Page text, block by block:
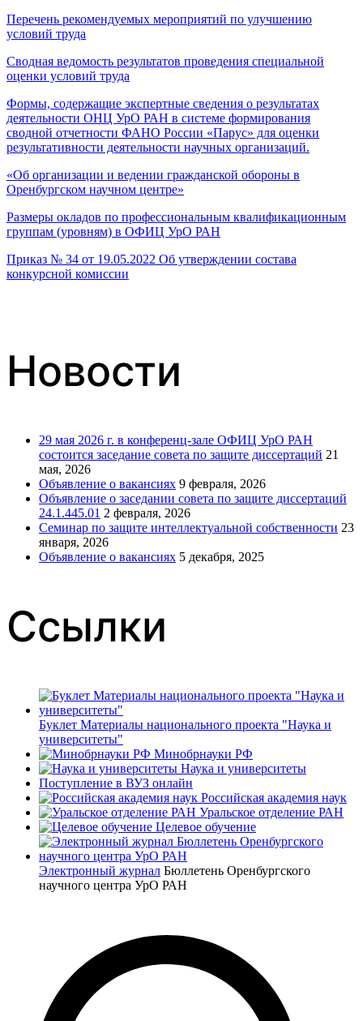
Перечень рекомендуемых мероприятий по улучшению
условий труда
Сводная ведомость результатов проведения специальной
оценки условий труда
Формы, содержащие экспертные сведения о результатах
деятельности ОНЦ УрО РАН в системе формирования
сводной отчетности ФАНО России «Парус» для оценки
результативности деятельности научных организаций.
«Об организации и ведении гражданской обороны в
Оренбургском научном центре»
Размеры окладов по профессиональным квалификационным
группам (уровням) в ОФИЦ УрО РАН
Приказ № 34 от 19.05.2022 Об утверждении состава
конкурсной комиссии
Новости
29 мая 2026 г. в конференц-зале ОФИЦ УрО РАН
состоится заседание совета по защите диссертаций 21
мая, 2026
Объявление о вакансиях 9 февраля, 2026
Объявление о заседании совета по защите диссертаций
24.1.445.01 2 февраля, 2026
Семинар по защите интеллектуальной собственности 23
января, 2026
Объявление о вакансиях 5 декабря, 2025
Ссылки
Буклет Материалы национального проекта "Наука и
университеты"
Минобрнауки РФ
Наука и университеты
Поступление в ВУЗ онлайн
Российская академия наук
Уральское отделение РАН
Целевое обучение
Электронный журнал Бюллетень Оренбургского
научного центра УрО РАН